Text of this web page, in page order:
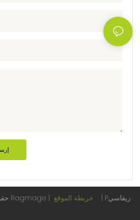
scratching the surface
حقوق الطبع والنشر © 2025 Ragmage |
Pريفاسي